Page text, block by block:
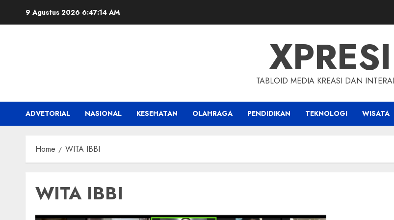
9 Agustus 2026 6:47:14 AM
XPRESI
TABLOID MEDIA KREASI DAN
ADVETORIAL NASIONAL KESEHATAN OLAHRAGA PENDIDIKAN TEKNOLOGI WISATA
Home WITA IBBI
WITA IBBI